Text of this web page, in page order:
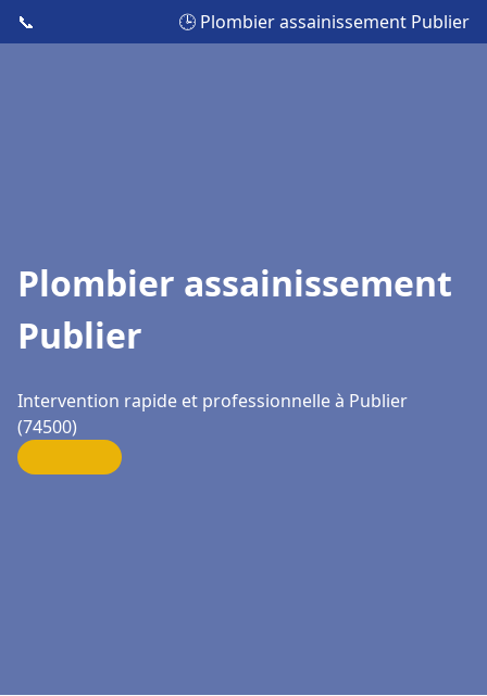
📞 🕒 Plombier assainissement Publier
Plombier assainissement
Publier
Intervention rapide et professionnelle à Publier
(74500)